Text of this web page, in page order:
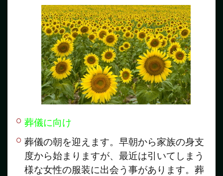
葬儀に向け
葬儀の朝を迎えます。早朝から家族の身支
度から始まりますが、最近は引いてしまう
様な女性の服装に出会う事があります。葬